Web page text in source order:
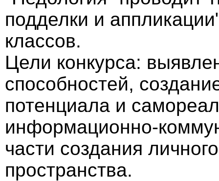
подделки и
классов.
Цели конкурса:
способностей,
потенциала и
информационно-
части создания
пространства.